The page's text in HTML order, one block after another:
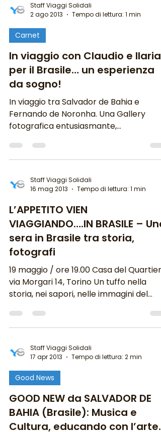
Staff Viaggi Solidali
2 ago 2013
Tempo di lettura: 1 min
Carnet
In viaggio con Claudio e Ilaria
per il Brasile… un esperienza
da sogno!
In viaggio tra Salvador de Bahia e
Fernando de Noronha. Una Gallery
fotografica entusiasmante,
Staff Viaggi Solidali
16 mag 2013
Tempo di lettura: 1 min
L’APPETITO VIEN
VIAGGIANDO….IN BRASILE – Una
sera in Brasile tra storia,
fotografi
19 maggio / ore 19.00 Casa del Quartiere
via Morgari 14, Torino Un tuffo nella
storia, nei sapori, nelle immagini del
Staff Viaggi Solidali
17 apr 2013
Tempo di lettura: 2 min
Good News
GOOD NEW da SALVADOR DE
BAHIA (Brasile): Musica e
Cultura, educando con l’arte.